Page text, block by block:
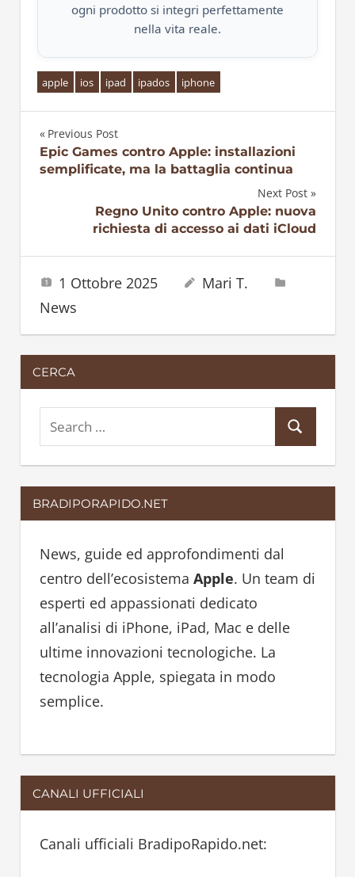
ogni prodotto si integri perfettamente
nella vita reale.
apple ios ipad ipados iphone
Navigazione
Previous Post
Epic Games contro Apple: installazioni
semplificate, ma la battaglia continua
Next Post
Regno Unito contro Apple: nuova
richiesta di accesso ai dati iCloud
1 Ottobre 2025
Mari T.
News
CERCA
e
a
r
c
e
a
BRADIPORAPIDO.NET
News, guide ed approfondimenti dal
centro dell’ecosistema Apple. Un team di
esperti ed appassionati dedicato
all’analisi di iPhone, iPad, Mac e delle
ultime innovazioni tecnologiche. La
tecnologia Apple, spiegata in modo
semplice.
CANALI UFFICIALI
Canali ufficiali BradipoRapido.net: